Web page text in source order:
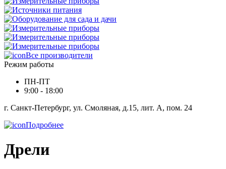
Все производители
Режим работы
ПН-ПТ
9:00 - 18:00
г. Санкт-Петербург, ул. Смоляная, д.15, лит. А, пом. 24
Подробнее
Дрели